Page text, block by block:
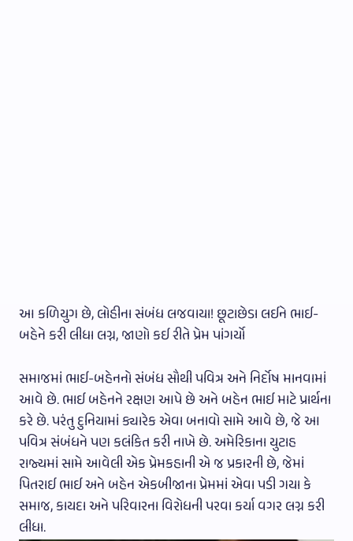
આ કળિયુગ છે, લોહીના સંબંધ લજવાયા! છૂટાછેડા લઈને ભાઈ-
બહેને કરી લીધા લગ્ન, જાણો કઈ રીતે પ્રેમ પાંગર્યો
સમાજમાં ભાઈ-બહેનનો સંબંધ સૌથી પવિત્ર અને નિર્દોષ માનવામાં
આવે છે. ભાઈ બહેનને રક્ષણ આપે છે અને બહેન ભાઈ માટે પ્રાર્થના
કરે છે. પરંતુ દુનિયામાં ક્યારેક એવા બનાવો સામે આવે છે, જે આ
પવિત્ર સંબંધને પણ કલંકિત કરી નાખે છે. અમેરિકાના યુટાહ
રાજ્યમાં સામે આવેલી એક પ્રેમકહાની એ જ પ્રકારની છે, જેમાં
પિતરાઈ ભાઈ અને બહેન એકબીજાના પ્રેમમાં એવા પડી ગયા કે
સમાજ, કાયદા અને પરિવારના વિરોધની પરવા કર્યા વગર લગ્ન કરી
લીધા.